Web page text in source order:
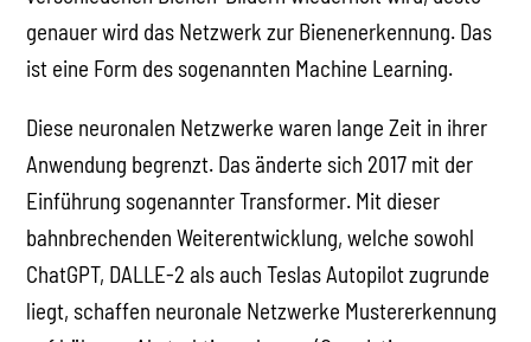
genauer wird das Netzwerk zur Bienenerkennung. Das
ist eine Form des sogenannten Machine Learning.
Diese neuronalen Netzwerke waren lange Zeit in ihrer
Anwendung begrenzt. Das änderte sich 2017 mit der
Einführung sogenannter Transformer. Mit dieser
bahnbrechenden Weiterentwicklung, welche sowohl
ChatGPT, DALLE-2 als auch Teslas Autopilot zugrunde
liegt, schaffen neuronale Netzwerke Mustererkennung